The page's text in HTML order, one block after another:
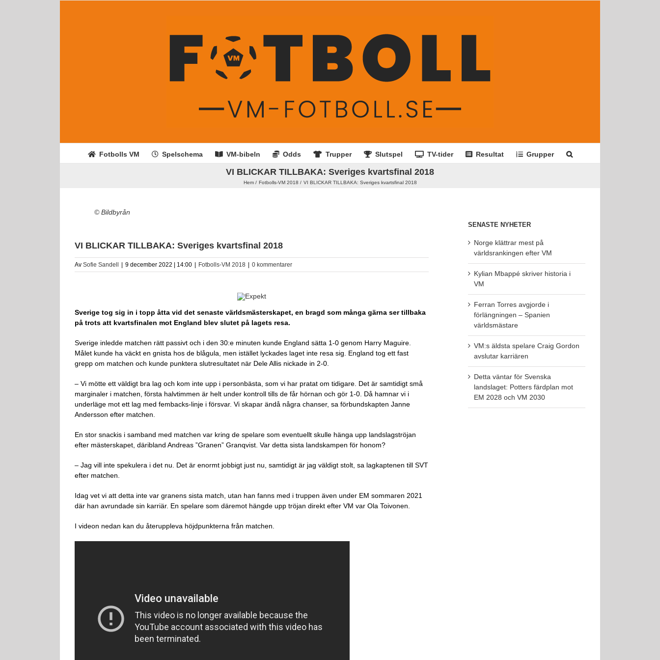
Fotbolls VM Spelschema VM-bibeln Odds Trupper Slutspel TV-tider Resultat Grupper
VI BLICKAR TILLBAKA: Sveriges kvartsfinal 2018
Hem Fotbolls-VM 2018 VI BLICKAR TILLBAKA: Sveriges kvartsfinal 2018
© Bildbyrån
VI BLICKAR TILLBAKA: Sveriges kvartsfinal 2018
Av Sofie Sandell 9 december 2022 | 14:00 Fotbolls-VM 2018 0 kommentarer
Sverige tog sig in i topp åtta vid det senaste världsmästerskapet, en bragd som många gärna ser tillbaka
på trots att kvartsfinalen mot England blev slutet på lagets resa.
Sverige inledde matchen rätt passivt och i den 30:e minuten kunde England sätta 1-0 genom Harry Maguire.
Målet kunde ha väckt en gnista hos de blågula, men istället lyckades laget inte resa sig. England tog ett fast
grepp om matchen och kunde punktera slutresultatet när Dele Allis nickade in 2-0.
– Vi mötte ett väldigt bra lag och kom inte upp i personbästa, som vi har pratat om tidigare. Det är samtidigt små
marginaler i matchen, första halvtimmen är helt under kontroll tills de får hörnan och gör 1-0. Då hamnar vi i
underläge mot ett lag med fembacks-linje i försvar. Vi skapar ändå några chanser, sa förbundskapten Janne
Andersson efter matchen.
En stor snackis i samband med matchen var kring de spelare som eventuellt skulle hänga upp landslagströjan
efter mästerskapet, däribland Andreas ”Granen” Granqvist. Var detta sista landskampen för honom?
– Jag vill inte spekulera i det nu. Det är enormt jobbigt just nu, samtidigt är jag väldigt stolt, sa lagkaptenen till SVT
efter matchen.
Idag vet vi att detta inte var granens sista match, utan han fanns med i truppen även under EM sommaren 2021
där han avrundade sin karriär. En spelare som däremot hängde upp tröjan direkt efter VM var Ola Toivonen.
I videon nedan kan du återuppleva höjdpunkterna från matchen.
SENASTE NYHETER
Norge klättrar mest på
världsrankingen efter VM
Kylian Mbappé skriver historia i
VM
Ferran Torres avgjorde i
förlängningen – Spanien
världsmästare
VM:s äldsta spelare Craig Gordon
avslutar karriären
Detta väntar för Svenska
landslaget: Potters färdplan mot
EM 2028 och VM 2030